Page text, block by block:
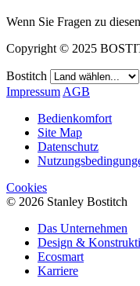
Wenn Sie Fragen zu
Copyright © 2025
Bostitch
Impressum AGB
Bedienkomfort
Site Map
Datenschutz
Cookies
© 2026 Stanley Bostitch
Das Unternehmen
Design &
Ecosmart
Karriere